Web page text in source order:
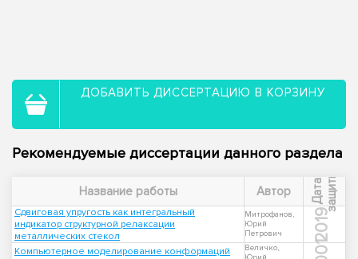
ДОБАВИТЬ ДИССЕРТАЦИЮ В КОРЗИНУ
Рекомендуемые диссертации данного раздела
Название работы Автор Д
а
т
а
з
а
щ
и
т ы
Сдвиговая упругость как интегральный
индикатор структурной релаксации
металлических стекол
Митрофанов,
Юрий
Петрович
2019
Компьютерное моделирование конформаций
Величко,